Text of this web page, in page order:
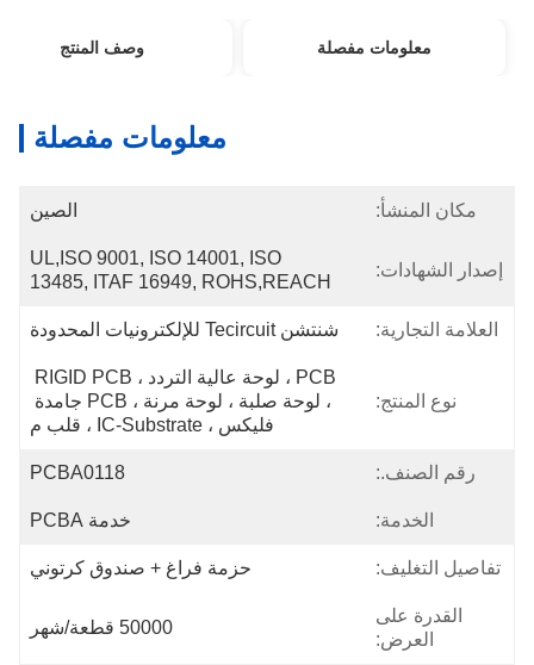
معلومات مفصلة وصف المنتج
معلومات مفصلة
مكان المنشأ: الصين
إصدار الشهادات:
UL,ISO 9001, ISO 14001, ISO
13485, ITAF 16949, ROHS,REACH
العلامة التجارية: شنتشن Tecircuit للإلكترونيات المحدودة
نوع المنتج:
PCB ، لوحة عالية التردد ، RIGID PCB
، لوحة صلبة ، لوحة مرنة ، PCB جامدة
فليكس ، IC-Substrate ، قلب م
رقم الصنف.: PCBA0118
الخدمة: خدمة PCBA
تفاصيل التغليف: حزمة فراغ + صندوق كرتوني
القدرة على
العرض:
50000 قطعة/شهر